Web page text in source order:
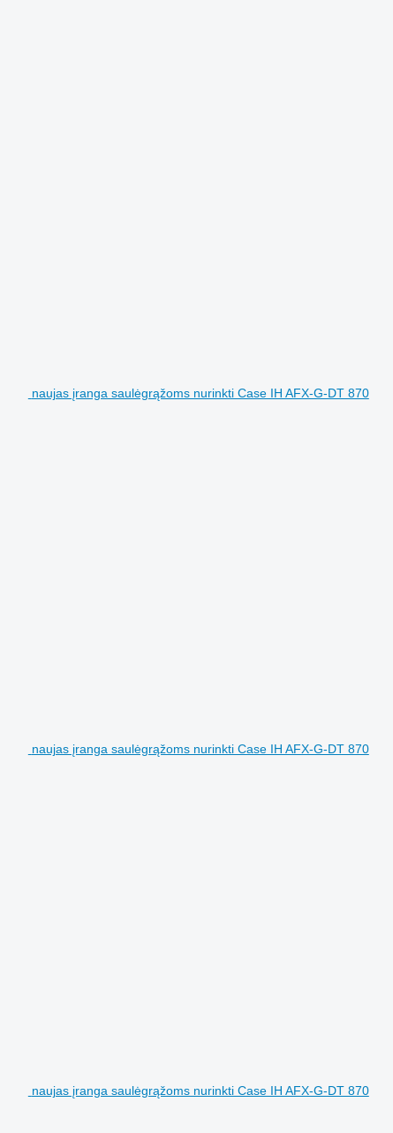
naujas įranga saulėgrąžoms nurinkti Case IH AFX-G-DT 870
naujas įranga saulėgrąžoms nurinkti Case IH AFX-G-DT 870
naujas įranga saulėgrąžoms nurinkti Case IH AFX-G-DT 870